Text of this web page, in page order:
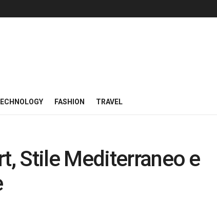
FASHION TRAVEL
Stile Mediterraneo e